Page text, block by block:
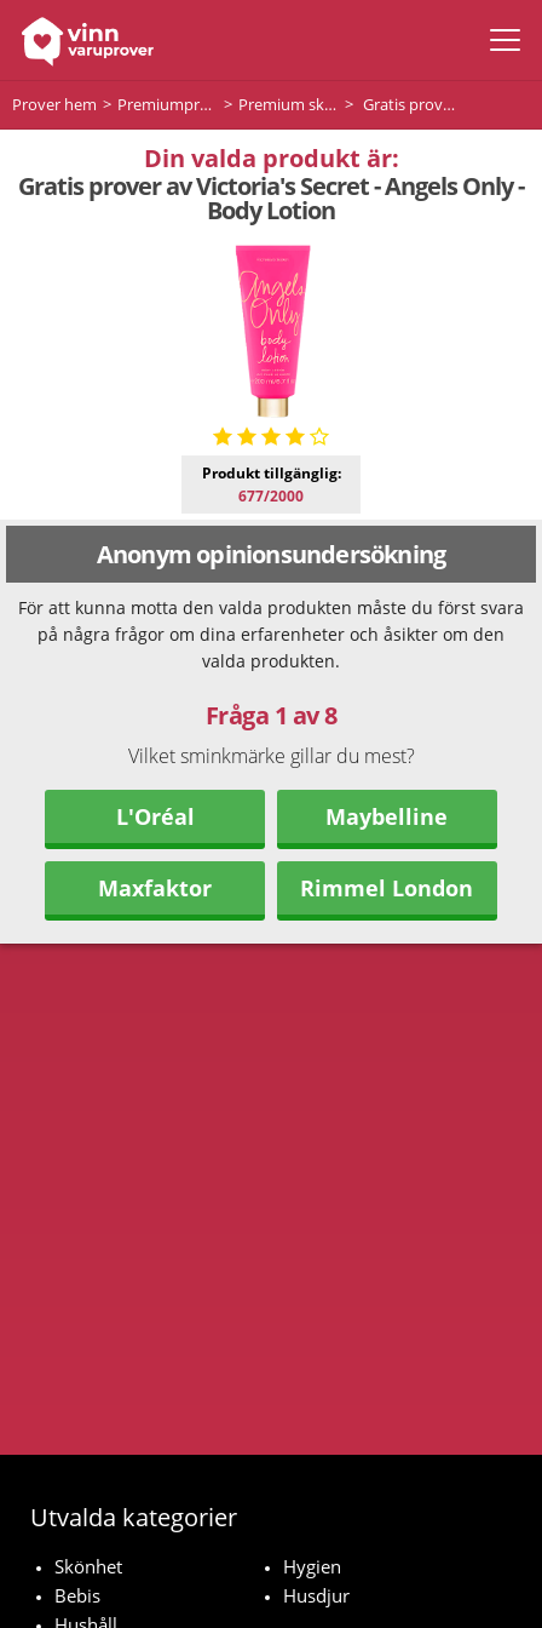
Prover hem Premiumprodukter Premium skönhet Gratis prover av Victoria's Secret - Angels Only - Body Lotion
Din valda produkt är:
Gratis prover av Victoria's Secret - Angels Only -
Body Lotion
Produkt tillgänglig:
677/2000
Anonym opinionsundersökning
För att kunna motta den valda produkten måste du först svara
på några frågor om dina erfarenheter och åsikter om den
valda produkten.
Fråga 1 av 8
Vilket sminkmärke gillar du mest?
L'Oréal Maybelline
Maxfaktor Rimmel London
Utvalda kategorier
Skönhet
Hygien
Bebis
Husdjur